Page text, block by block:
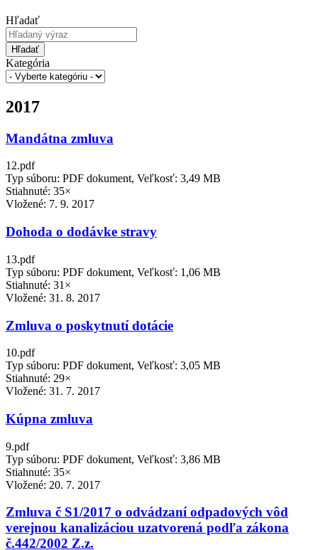
Hľadať
Hľadať
Kategória
2017
Mandátna zmluva
12.pdf
Typ súboru: PDF dokument, Veľkosť: 3,49 MB
Stiahnuté: 35×
Vložené: 7. 9. 2017
Dohoda o dodávke stravy
13.pdf
Typ súboru: PDF dokument, Veľkosť: 1,06 MB
Stiahnuté: 31×
Vložené: 31. 8. 2017
Zmluva o poskytnutí dotácie
10.pdf
Typ súboru: PDF dokument, Veľkosť: 3,05 MB
Stiahnuté: 29×
Vložené: 31. 7. 2017
Kúpna zmluva
9.pdf
Typ súboru: PDF dokument, Veľkosť: 3,86 MB
Stiahnuté: 35×
Vložené: 20. 7. 2017
Zmluva č S1/2017 o odvádzaní odpadových vôd
verejnou kanalizáciou uzatvorená podľa zákona
č.442/2002 Z.z.